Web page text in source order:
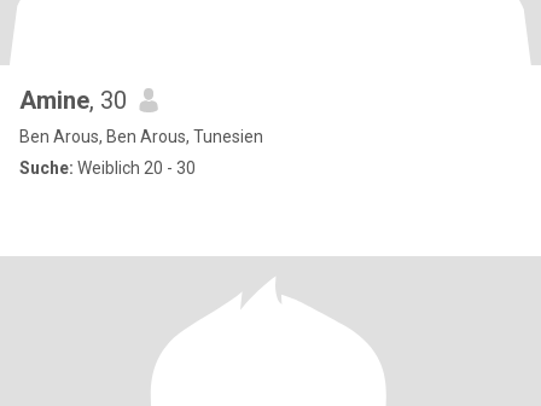
Amine, 30
Ben Arous, Ben Arous, Tunesien
Suche: Weiblich 20 - 30